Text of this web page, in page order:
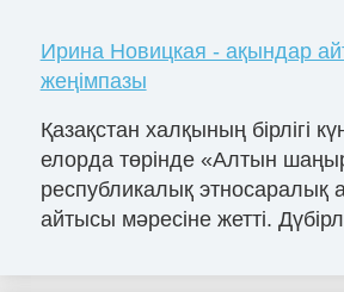
Ирина Новицкая - ақындар
жеңімпазы
Қазақстан халқының бірлігі
елорда төрінде «Алтын
республикалық этносаралық
айтысы мәресіне жетті.